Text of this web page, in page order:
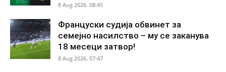
8 Aug 2026. 08:45
Француски судија обвинет за
семејно насилство – му се заканува
18 месеци затвор!
8 Aug 2026. 07:47